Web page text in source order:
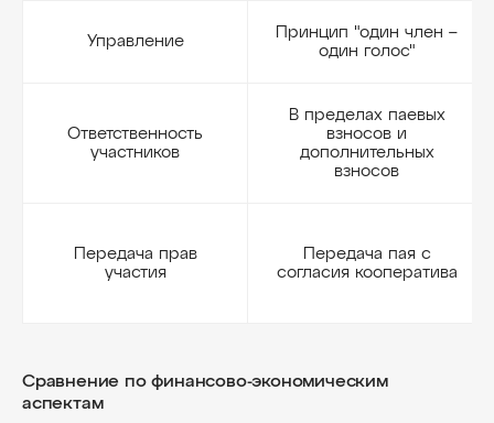
Управление
Принцип "один член –
один голос"
Ответственность
участников
В пределах паевых
взносов и
дополнительных
взносов
Передача прав
участия
Передача пая с
согласия кооператива
Сравнение по финансово-экономическим
аспектам